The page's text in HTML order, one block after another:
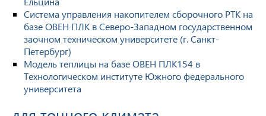
Система управления накопителем сборочного РТК на
базе ОВЕН ПЛК в Северо-Западном государственном
заочном техническом университете (г. Санкт-
Петербург)
Модель теплицы на базе ОВЕН ПЛК154 в
Технологическом институте Южного федерального
университета